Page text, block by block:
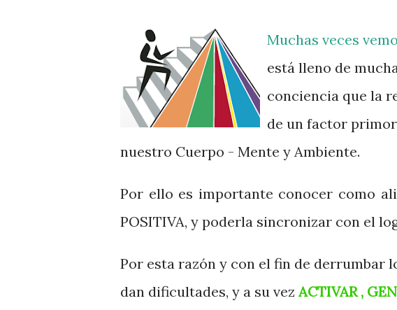
Muchas veces
está lleno de
conciencia que la
de un factor
nuestro Cuerpo - Mente y Ambiente.
Por ello es importante conocer como
POSITIVA, y poderla sincronizar con el
Por esta razón y con el fin de derrumbar
dan dificultades, y a su vezACTIVAR ,